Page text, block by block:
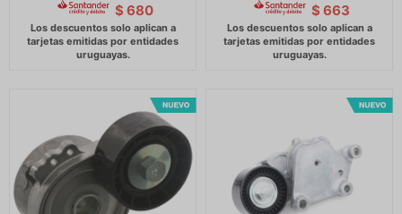
$ 680 $ 663